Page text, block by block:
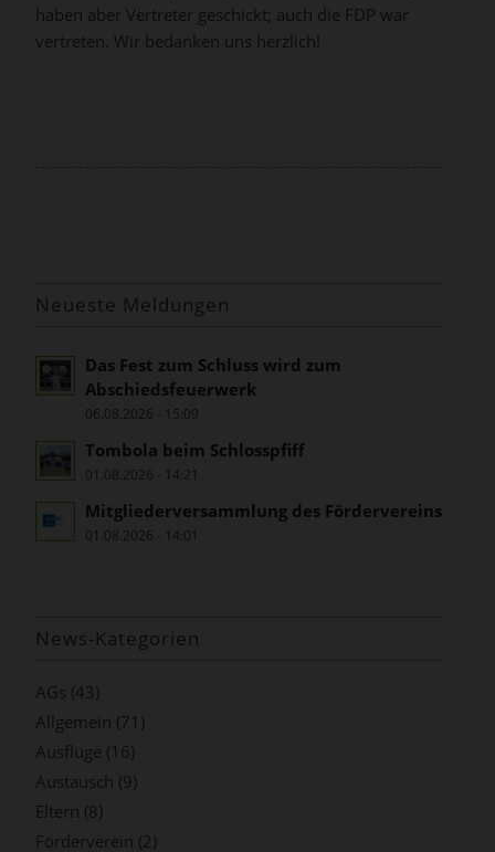
haben aber Vertreter geschickt; auch die FDP war
vertreten. Wir bedanken uns herzlich!
Neueste Meldungen
Das Fest zum Schluss wird zum
Abschiedsfeuerwerk
06.08.2026 - 15:09
Tombola beim Schlosspfiff
01.08.2026 - 14:21
Mitgliederversammlung des Fördervereins
01.08.2026 - 14:01
News-Kategorien
AGs (43)
Allgemein (71)
Ausflüge (16)
Austausch (9)
Eltern (8)
Förderverein (2)